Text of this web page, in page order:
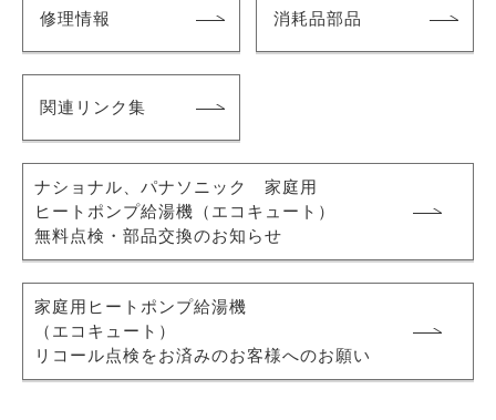
修理情報 消耗品部品
関連リンク集
ナショナル、パナソニック 家庭用
ヒートポンプ給湯機 （エコキュート）
無料点検・部品交換のお知らせ
家庭用ヒートポンプ給湯機
（エコキュート）
リコール点検をお済みのお客様へのお願い